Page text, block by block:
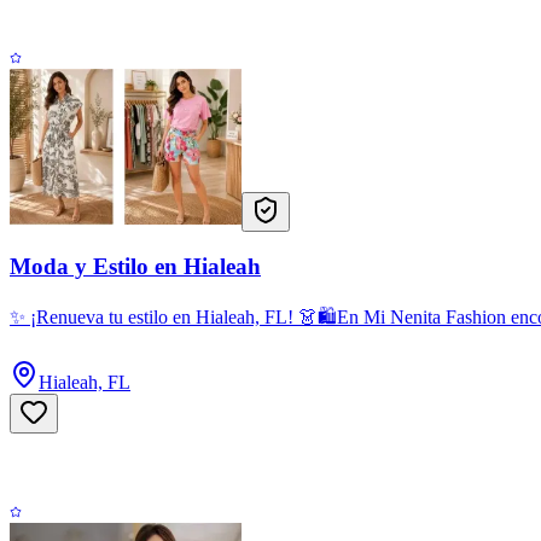
Moda y Estilo en Hialeah
✨ ¡Renueva tu estilo en Hialeah, FL! 👗🛍️En Mi Nenita Fashion
Hialeah, FL